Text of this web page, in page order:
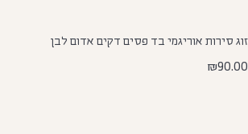
זוג סירות אוריגמי בד פסים דקים אדום לבן
₪90.00